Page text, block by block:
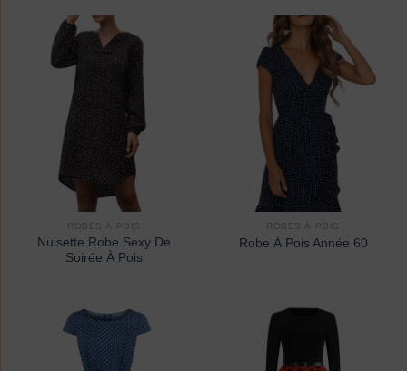
ROBES À POIS
Nuisette Robe Sexy De
Soirée À Pois
ROBES À POIS
Robe À Pois Année 60